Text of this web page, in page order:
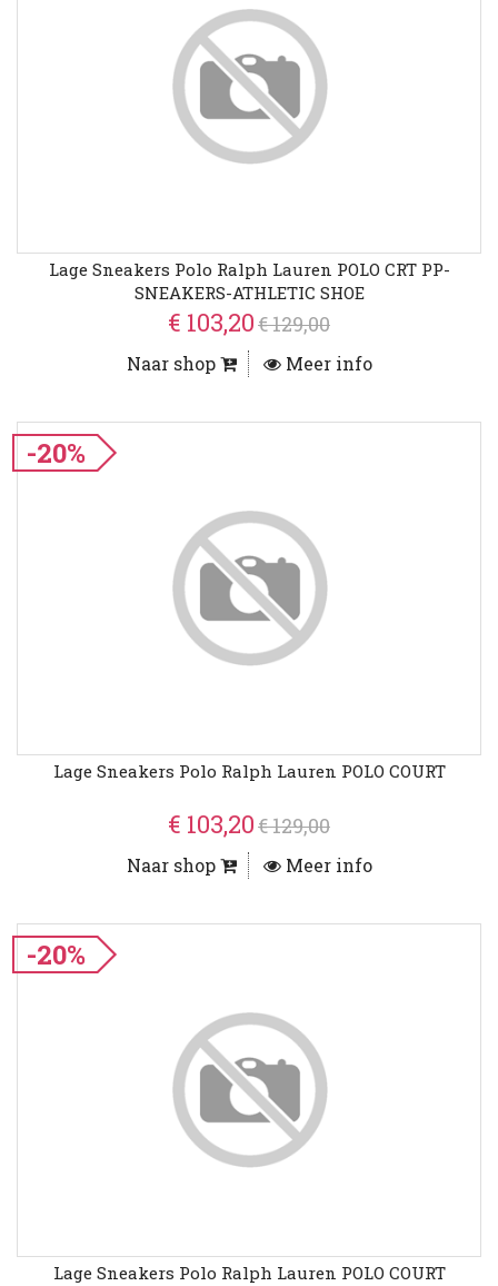
Lage Sneakers Polo Ralph Lauren POLO CRT PP-
SNEAKERS-ATHLETIC SHOE
€ 103,20€ 129,00
Naar shop Meer info
-20%
Lage Sneakers Polo Ralph Lauren POLO COURT
€ 103,20€ 129,00
Naar shop Meer info
-20%
Lage Sneakers Polo Ralph Lauren POLO COURT